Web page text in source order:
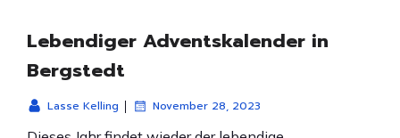
Lebendiger Adventskalender in
Bergstedt
Lasse Kelling | November 28, 2023